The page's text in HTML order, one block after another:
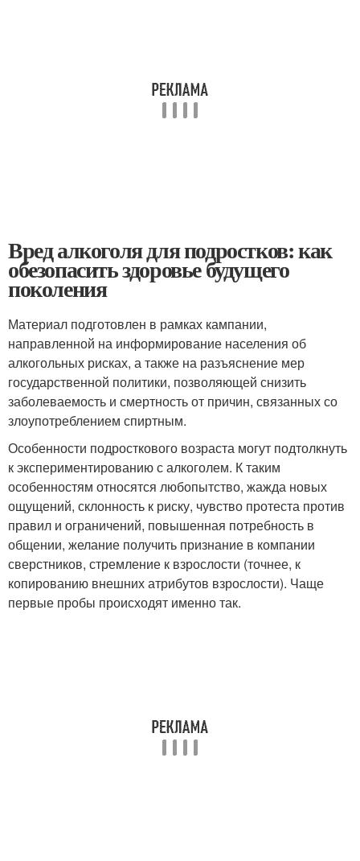
Вред алкоголя для подростков: как
обезопасить здоровье будущего
поколения
Материал подготовлен в рамках кампании,
направленной на информирование населения об
алкогольных рисках, а также на разъяснение мер
государственной политики, позволяющей снизить
заболеваемость и смертность от причин, связанных со
злоупотреблением спиртным.
Особенности подросткового возраста могут подтолкнуть
к экспериментированию с алкоголем. К таким
особенностям относятся любопытство, жажда новых
ощущений, склонность к риску, чувство протеста против
правил и ограничений, повышенная потребность в
общении, желание получить признание в компании
сверстников, стремление к взрослости (точнее, к
копированию внешних атрибутов взрослости). Чаще
первые пробы происходят именно так.